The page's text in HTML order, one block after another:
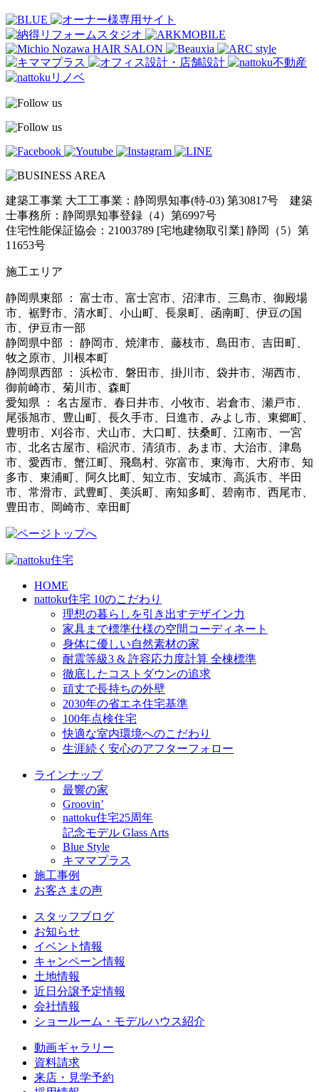
建築工事業 大工工事業：静岡県知事(特-03) 第30817号 建築
士事務所：静岡県知事登録（4）第6997号
住宅性能保証協会：21003789 [宅地建物取引業] 静岡（5）第
11653号
施工エリア
静岡県東部 ： 富士市、富士宮市、沼津市、三島市、御殿場
市、裾野市、清水町、小山町、長泉町、函南町、伊豆の国
市、伊豆市一部
静岡県中部 ： 静岡市、焼津市、藤枝市、島田市、吉田町、
牧之原市、川根本町
静岡県西部 ： 浜松市、磐田市、掛川市、袋井市、湖西市、
御前崎市、菊川市、森町
愛知県 ： 名古屋市、春日井市、小牧市、岩倉市、瀬戸市、
尾張旭市、豊山町、長久手市、日進市、みよし市、東郷町、
豊明市、刈谷市、犬山市、大口町、扶桑町、江南市、一宮
市、北名古屋市、稲沢市、清須市、あま市、大治市、津島
市、愛西市、蟹江町、飛島村、弥富市、東海市、大府市、知
多市、東浦町、阿久比町、知立市、安城市、高浜市、半田
市、常滑市、武豊町、美浜町、南知多町、碧南市、西尾市、
豊田市、岡崎市、幸田町
HOME
nattoku住宅 10のこだわり
理想の暮らしを引き出すデザイン力
家具まで標準仕様の空間コーディネート
身体に優しい自然素材の家
耐震等級3 & 許容応力度計算 全棟標準
徹底したコストダウンの追求
頑丈で長持ちの外壁
2030年の省エネ住宅基準
100年点検住宅
快適な室内環境へのこだわり
生涯続く安心のアフターフォロー
ラインナップ
最響の家
Groovin’
nattoku住宅25周年
記念モデル Glass Arts
Blue Style
キママプラス
施工事例
お客さまの声
スタッフブログ
お知らせ
イベント情報
キャンペーン情報
土地情報
近日分譲予定情報
会社情報
ショールーム・モデルハウス紹介
動画ギャラリー
資料請求
来店・見学予約